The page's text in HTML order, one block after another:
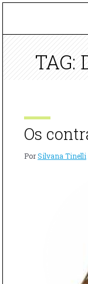
TAG:
Os
PorSilvana Tinelli